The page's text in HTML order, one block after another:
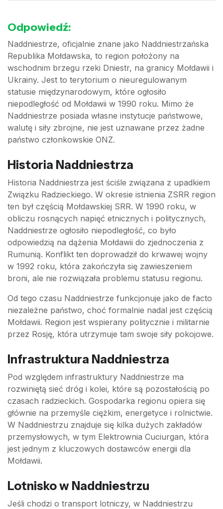
Odpowiedź:
Naddniestrze, oficjalnie znane jako Naddniestrzańska
Republika Mołdawska, to region położony na
wschodnim brzegu rzeki Dniestr, na granicy Mołdawii i
Ukrainy. Jest to terytorium o nieuregulowanym
statusie międzynarodowym, które ogłosiło
niepodległość od Mołdawii w 1990 roku. Mimo że
Naddniestrze posiada własne instytucje państwowe,
walutę i siły zbrojne, nie jest uznawane przez żadne
państwo członkowskie ONZ.
Historia Naddniestrza
Historia Naddniestrza jest ściśle związana z upadkiem
Związku Radzieckiego. W okresie istnienia ZSRR region
ten był częścią Mołdawskiej SRR. W 1990 roku, w
obliczu rosnących napięć etnicznych i politycznych,
Naddniestrze ogłosiło niepodległość, co było
odpowiedzią na dążenia Mołdawii do zjednoczenia z
Rumunią. Konflikt ten doprowadził do krwawej wojny
w 1992 roku, która zakończyła się zawieszeniem
broni, ale nie rozwiązała problemu statusu regionu.
Od tego czasu Naddniestrze funkcjonuje jako de facto
niezależne państwo, choć formalnie nadal jest częścią
Mołdawii. Region jest wspierany politycznie i militarnie
przez Rosję, która utrzymuje tam swoje siły pokojowe.
Infrastruktura Naddniestrza
Pod względem infrastruktury Naddniestrze ma
rozwiniętą sieć dróg i kolei, które są pozostałością po
czasach radzieckich. Gospodarka regionu opiera się
głównie na przemyśle ciężkim, energetyce i rolnictwie.
W Naddniestrzu znajduje się kilka dużych zakładów
przemysłowych, w tym Elektrownia Cuciurgan, która
jest jednym z kluczowych dostawców energii dla
Mołdawii.
Lotnisko w Naddniestrzu
Jeśli chodzi o transport lotniczy, w Naddniestrzu